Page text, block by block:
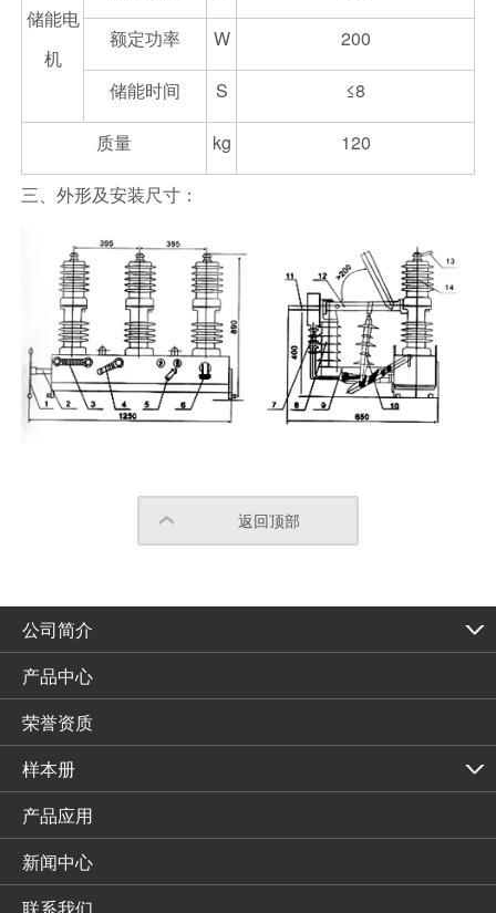
储能电
机
额定功率 W 200
储能时间 S ≤8
质量 kg 120
三、外形及安装尺寸：
返回顶部
公司简介
产品中心
荣誉资质
样本册
产品应用
新闻中心